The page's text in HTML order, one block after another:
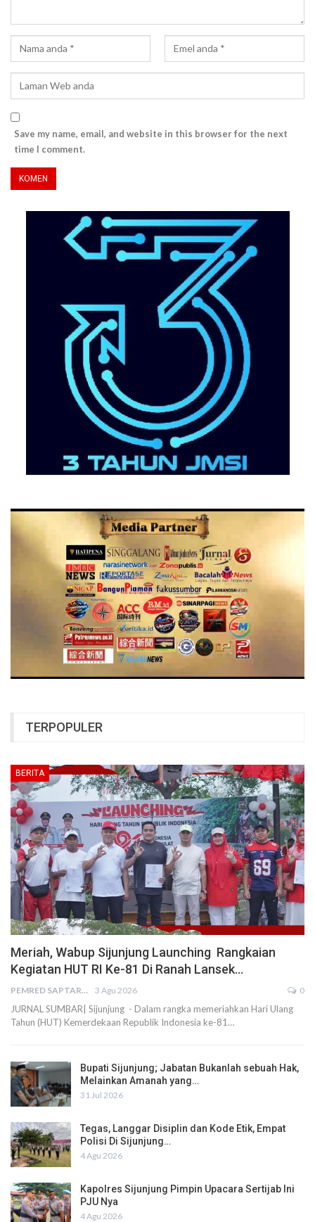
Save my name, email, and website in this browser for the next
time I comment.
TERPOPULER
BERITA
Meriah, Wabup Sijunjung Launching Rangkaian
Kegiatan HUT RI Ke-81 Di Ranah Lansek…
PEMRED SAPTARIUS 3 Agu 2026 0
JURNAL SUMBAR| Sijunjung - Dalam rangka memeriahkan Hari Ulang
Tahun (HUT) Kemerdekaan Republik Indonesia ke-81…
Bupati Sijunjung; Jabatan Bukanlah sebuah Hak,
Melainkan Amanah yang…
31 Jul 2026
Tegas, Langgar Disiplin dan Kode Etik, Empat
Polisi Di Sijunjung…
4 Agu 2026
Kapolres Sijunjung Pimpin Upacara Sertijab Ini
PJU Nya
4 Agu 2026